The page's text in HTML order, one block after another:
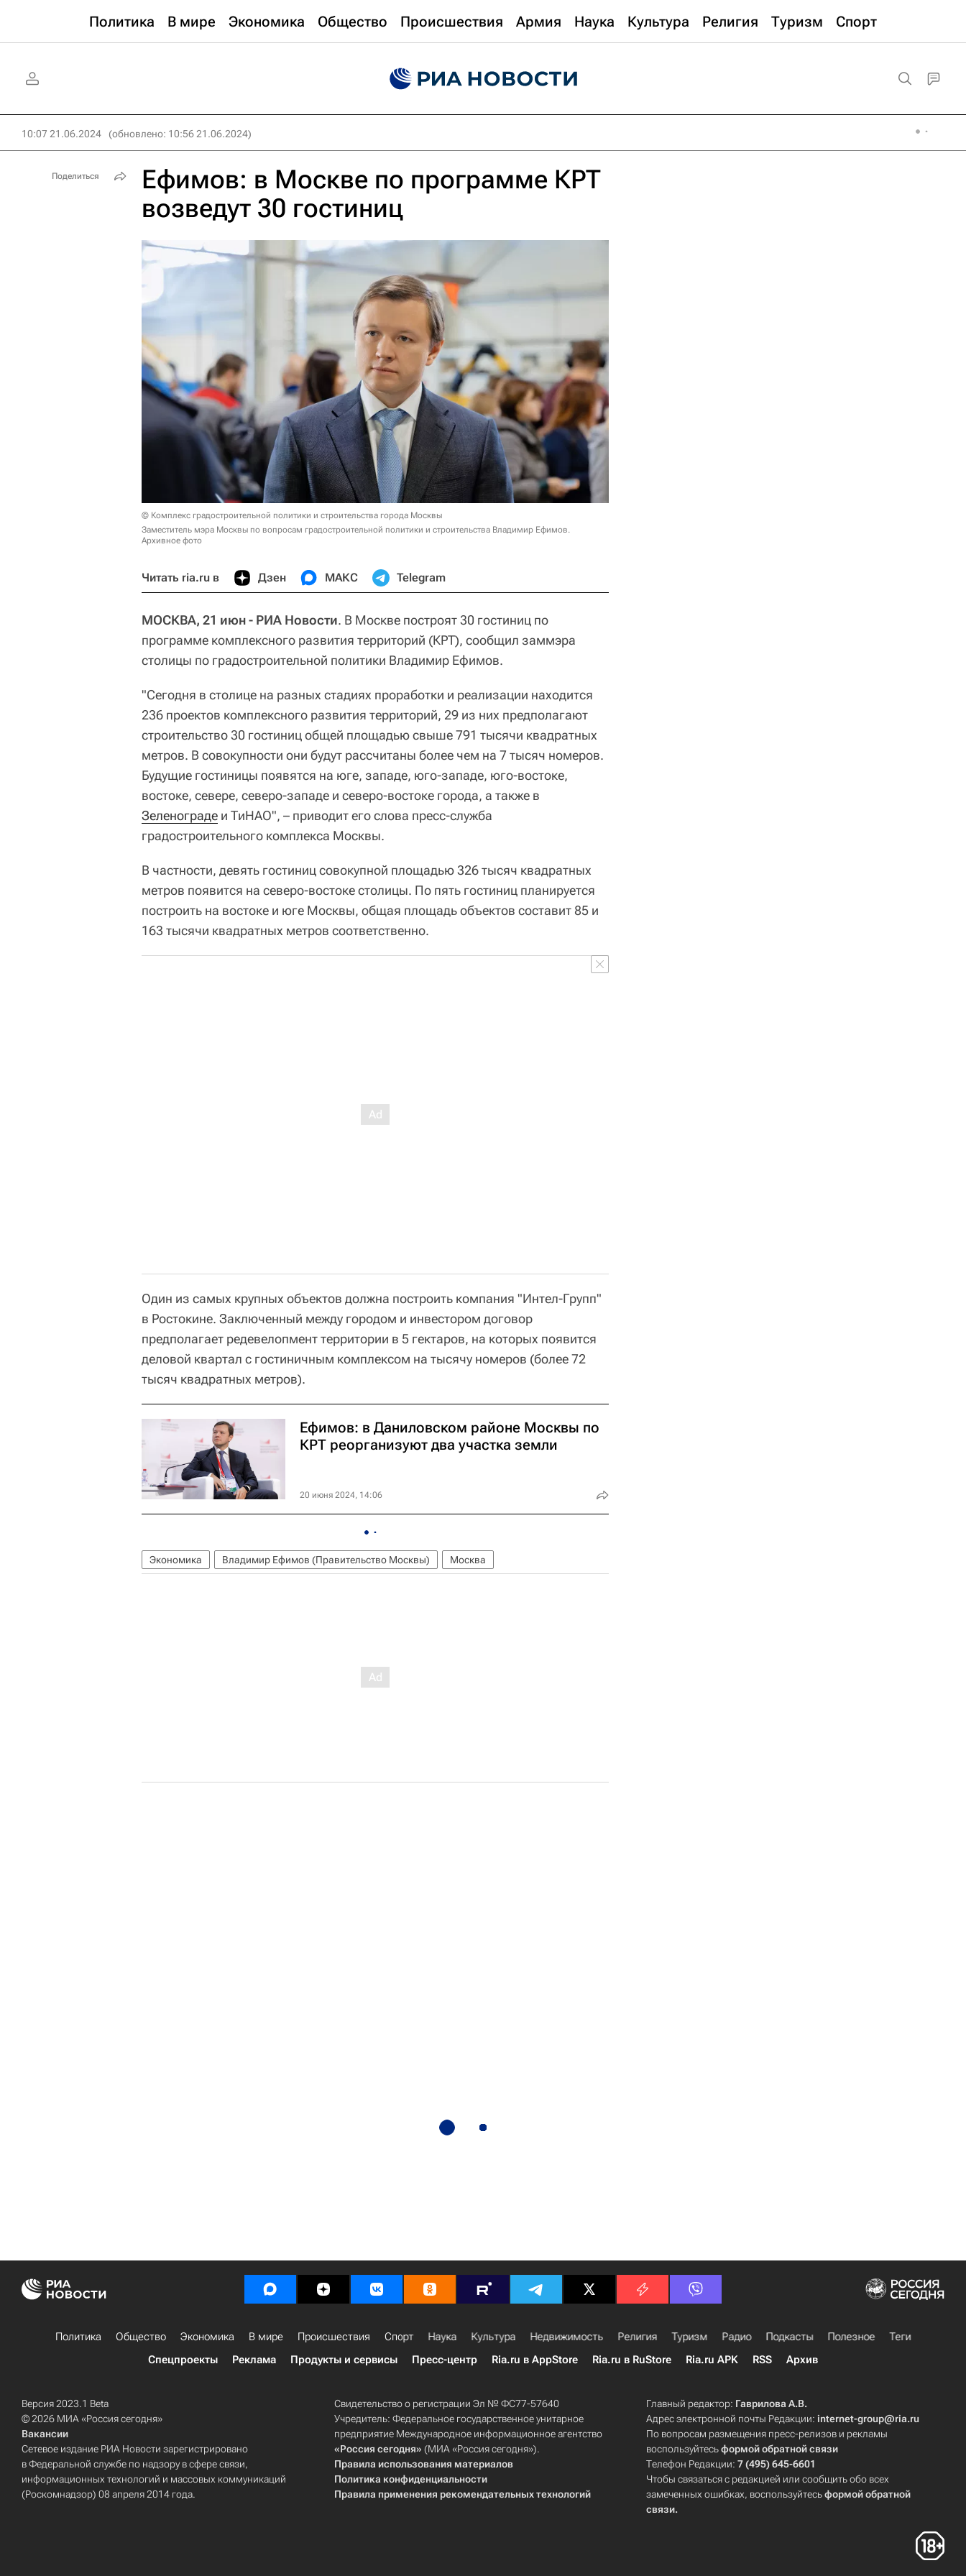
Политика В мире Экономика Общество Происшествия Армия Наука Культура Религия Туризм Спорт
10:07 21.06.2024 (обновлено: 10:56 21.06.2024)
Ефимов: в Москве по программе КРТ
возведут 30 гостиниц
© Комплекс градостроительной политики и строительства города Москвы
Заместитель мэра Москвы по вопросам градостроительной политики и строительства Владимир Ефимов.
Архивное фото
Читать ria.ru в Дзен МАКС Telegram
МОСКВА, 21 июн - РИА Новости. В Москве построят 30 гостиниц по
программе комплексного развития территорий (КРТ), сообщил заммэра
столицы по градостроительной политики Владимир Ефимов.
"Сегодня в столице на разных стадиях проработки и реализации находится
236 проектов комплексного развития территорий, 29 из них предполагают
строительство 30 гостиниц общей площадью свыше 791 тысячи квадратных
метров. В совокупности они будут рассчитаны более чем на 7 тысяч номеров.
Будущие гостиницы появятся на юге, западе, юго-западе, юго-востоке,
востоке, севере, северо-западе и северо-востоке города, а также в
Зеленограде и ТиНАО", – приводит его слова пресс-служба
градостроительного комплекса Москвы.
В частности, девять гостиниц совокупной площадью 326 тысяч квадратных
метров появится на северо-востоке столицы. По пять гостиниц планируется
построить на востоке и юге Москвы, общая площадь объектов составит 85 и
163 тысячи квадратных метров соответственно.
Один из самых крупных объектов должна построить компания "Интел-Групп"
в Ростокине. Заключенный между городом и инвестором договор
предполагает редевелопмент территории в 5 гектаров, на которых появится
деловой квартал с гостиничным комплексом на тысячу номеров (более 72
тысяч квадратных метров).
Ефимов: в Даниловском районе Москвы по
КРТ реорганизуют два участка земли
20 июня 2024, 14:06
Экономика Владимир Ефимов (Правительство Москвы) Москва
Поделиться
Политика Общество Экономика В мире Происшествия Спорт Наука Культура Недвижимость Религия Туризм Радио Подкасты Полезное
Теги
Спецпроекты
Реклама Продукты и сервисы Пресс-центр Ria.ru в AppStore Ria.ru в RuStore Ria.ru APK RSS Архив
Версия 2023.1 Beta
© 2026 МИА «Россия сегодня»
Вакансии
Сетевое издание РИА Новости зарегистрировано
в Федеральной службе по надзору в сфере связи,
информационных технологий и массовых коммуникаций
(Роскомнадзор) 08 апреля 2014 года.
Свидетельство о регистрации Эл № ФС77-57640
Учредитель: Федеральное государственное унитарное
предприятие Международное информационное агентство
«Россия сегодня» (МИА «Россия сегодня»).
Правила использования материалов
Политика конфиденциальности
Правила применения рекомендательных технологий
Главный редактор: Гаврилова А.В.
Адрес электронной почты Редакции:internet-group@ria.ru
По вопросам размещения пресс-релизов и рекламы
воспользуйтесьформой обратной связи
Телефон Редакции:7 (495) 645-6601
Чтобы связаться с редакцией или сообщить обо всех
замеченных ошибках, воспользуйтесьформой обратной
связи.